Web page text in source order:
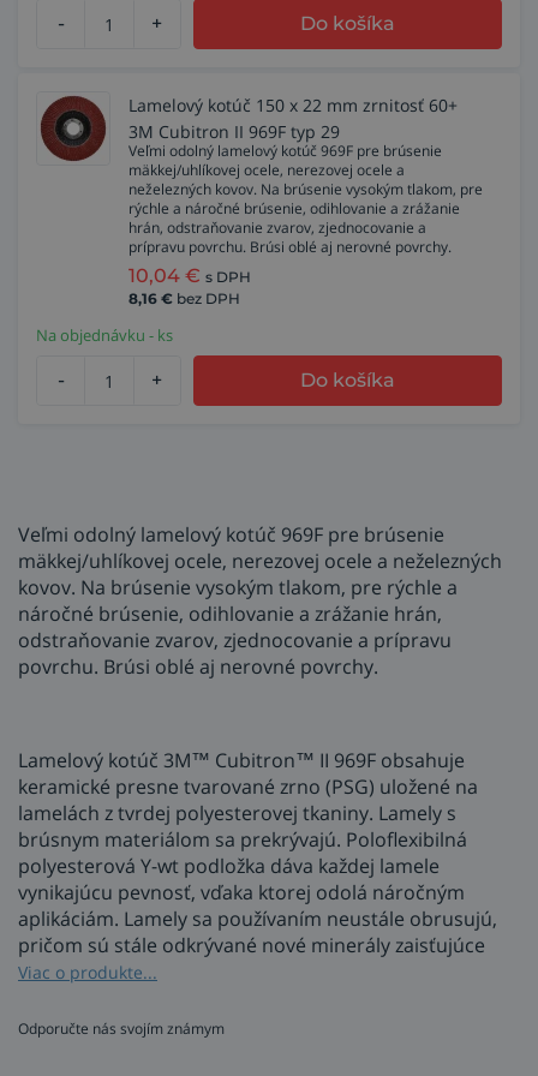
- + Do košíka
Lamelový kotúč 150 x 22 mm zrnitosť 60+
3M Cubitron II 969F typ 29
Veľmi odolný lamelový kotúč 969F pre brúsenie
mäkkej/uhlíkovej ocele, nerezovej ocele a
neželezných kovov. Na brúsenie vysokým tlakom, pre
rýchle a náročné brúsenie, odihlovanie a zrážanie
hrán, odstraňovanie zvarov, zjednocovanie a
prípravu povrchu. Brúsi oblé aj nerovné povrchy.
10,04 € s DPH
8,16 € bez DPH
Na objednávku - ks
- + Do košíka
Veľmi odolný lamelový kotúč 969F pre brúsenie
mäkkej/uhlíkovej ocele, nerezovej ocele a neželezných
kovov. Na brúsenie vysokým tlakom, pre rýchle a
náročné brúsenie, odihlovanie a zrážanie hrán,
odstraňovanie zvarov, zjednocovanie a prípravu
povrchu. Brúsi oblé aj nerovné povrchy.
Lamelový kotúč 3M™ Cubitron™ II 969F obsahuje
keramické presne tvarované zrno (PSG) uložené na
lamelách z tvrdej polyesterovej tkaniny. Lamely s
brúsnym materiálom sa prekrývajú. Poloflexibilná
polyesterová Y-wt podložka dáva každej lamele
vynikajúcu pevnosť, vďaka ktorej odolá náročným
aplikáciám. Lamely sa používaním neustále obrusujú,
pričom sú stále odkrývané nové minerály zaisťujúce
rýchly a konzistentný rez.
Použitie lamelového kotúča 969F
Viac o produkte...
Odporučte nás svojím známym